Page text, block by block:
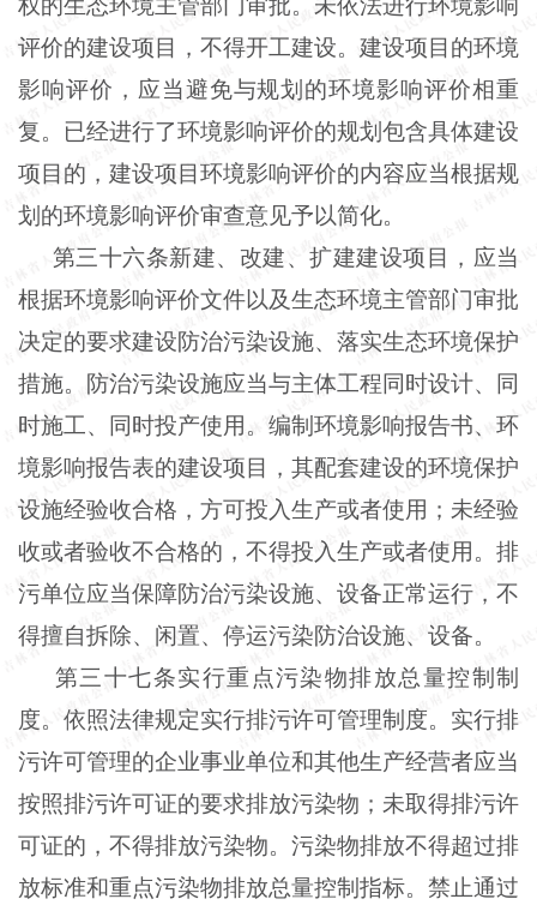
权的生态环境主管部门审批。未依法进行环境影响
评价的建设项目，不得开工建设。建设项目的环境
影响评价，应当避免与规划的环境影响评价相重
复。已经进行了环境影响评价的规划包含具体建设
项目的，建设项目环境影响评价的内容应当根据规
划的环境影响评价审查意见予以简化。
第三十六条新建、改建、扩建建设项目，应当
根据环境影响评价文件以及生态环境主管部门审批
决定的要求建设防治污染设施、落实生态环境保护
措施。防治污染设施应当与主体工程同时设计、同
时施工、同时投产使用。编制环境影响报告书、环
境影响报告表的建设项目，其配套建设的环境保护
设施经验收合格，方可投入生产或者使用；未经验
收或者验收不合格的，不得投入生产或者使用。排
污单位应当保障防治污染设施、设备正常运行，不
得擅自拆除、闲置、停运污染防治设施、设备。
第三十七条实行重点污染物排放总量控制制
度。依照法律规定实行排污许可管理制度。实行排
污许可管理的企业事业单位和其他生产经营者应当
按照排污许可证的要求排放污染物；未取得排污许
可证的，不得排放污染物。污染物排放不得超过排
放标准和重点污染物排放总量控制指标。禁止通过